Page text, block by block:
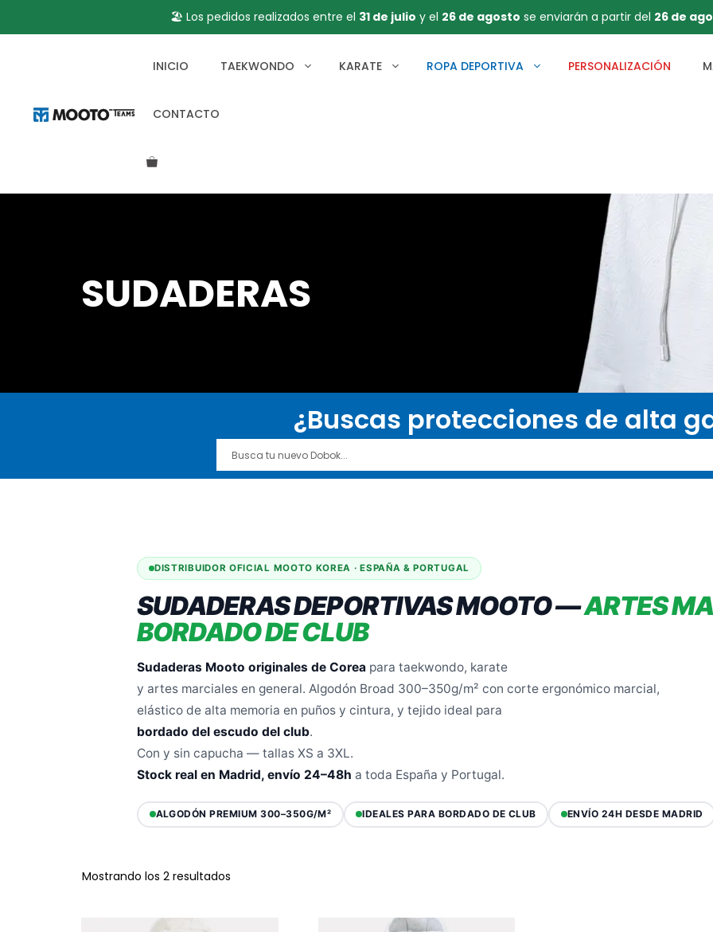
🏖️ Los pedidos realizados entre el 31 de julio y el 26 de agosto se enviarán a partir del 26 de
INICIO TAEKWONDO KARATE ROPA DEPORTIVA PERSONALIZACIÓN
CONTACTO
SUDADERAS
¿Buscas protecciones de alta
DISTRIBUIDOR OFICIAL MOOTO KOREA · ESPAÑA & PORTUGAL
SUDADERAS DEPORTIVAS MOOTO —ARTES
BORDADO DE CLUB
Sudaderas Mooto originales de Corea para taekwondo, karate
y artes marciales en general. Algodón Broad 300–350g/m² con corte ergonómico marcial,
elástico de alta memoria en puños y cintura, y tejido ideal para
bordado del escudo del club.
Con y sin capucha — tallas XS a 3XL.
Stock real en Madrid, envío 24–48h a toda España y Portugal.
ALGODÓN PREMIUM 300–350G/M² IDEALES PARA BORDADO DE CLUB ENVÍO 24H DESDE MADRID
Mostrando los 2 resultados